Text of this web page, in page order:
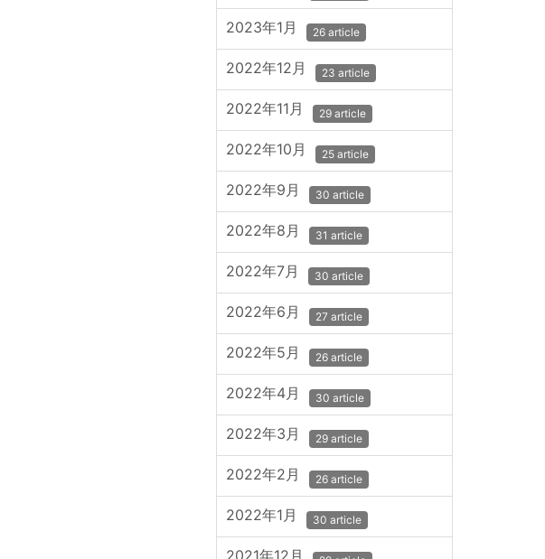
2023年1月 26 article
2022年12月 23 article
2022年11月 29 article
2022年10月 25 article
2022年9月 30 article
2022年8月 31 article
2022年7月 30 article
2022年6月 27 article
2022年5月 26 article
2022年4月 30 article
2022年3月 29 article
2022年2月 26 article
2022年1月 30 article